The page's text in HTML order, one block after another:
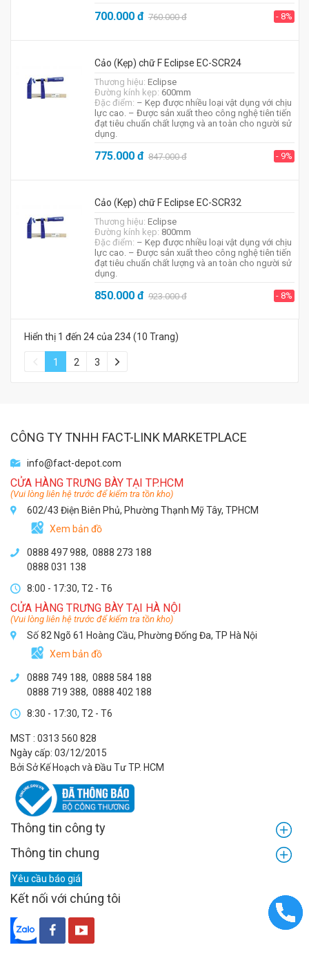
700.000đ 760.000đ - 8%
Cảo (Kẹp) chữ F Eclipse EC-SCR24
Thương hiệu: Eclipse
Đường kính kẹp: 600mm
Đặc điểm: – Kẹp được nhiều loại vật dụng với chịu
lực cao. – Được sản xuất theo công nghệ tiên tiến
đạt tiêu chuẩn chất lượng và an toàn cho người sử
dụng.
775.000đ 847.000đ - 9%
Cảo (Kẹp) chữ F Eclipse EC-SCR32
Thương hiệu: Eclipse
Đường kính kẹp: 800mm
Đặc điểm: – Kẹp được nhiều loại vật dụng với chịu
lực cao. – Được sản xuất theo công nghệ tiên tiến
đạt tiêu chuẩn chất lượng và an toàn cho người sử
dụng.
850.000đ 923.000đ - 8%
Hiển thị 1 đến 24 của 234 (10 Trang)
1 2 3
CÔNG TY TNHH FACT-LINK MARKETPLACE
info@fact-depot.com
CỬA HÀNG TRƯNG BÀY TẠI TP.HCM
(Vui lòng liên hệ trước để kiểm tra tồn kho)
602/43 Điện Biên Phủ, Phường Thạnh Mỹ Tây, TPHCM
Xem bản đồ
0888 497 988, 0888 273 188
0888 031 138
8:00 - 17:30, T2 - T6
CỬA HÀNG TRƯNG BÀY TẠI HÀ NỘI
(Vui lòng liên hệ trước để kiểm tra tồn kho)
Số 82 Ngõ 61 Hoàng Cầu, Phường Đống Đa, TP Hà Nội
Xem bản đồ
0888 749 188, 0888 584 188
0888 719 388, 0888 402 188
8:30 - 17:30, T2 - T6
MST : 0313 560 828
Ngày cấp: 03/12/2015
Bởi Sở Kế Hoạch và Đầu Tư TP. HCM
Thông tin công ty
Thông tin chung
Yêu cầu báo giá
Kết nối với chúng tôi